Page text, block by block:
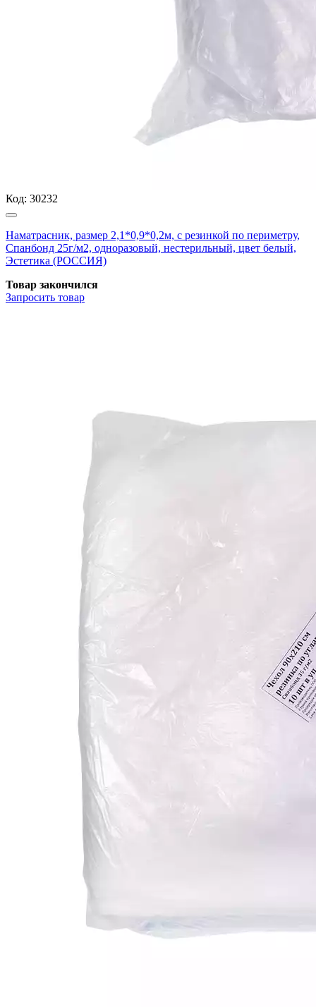
Код: 30232
Наматрасник, размер 2,1*0,9*0,2м, с резинкой по периметру,
Спанбонд 25г/м2, одноразовый, нестерильный, цвет белый,
Эстетика (РОССИЯ)
Товар закончился
Запросить товар